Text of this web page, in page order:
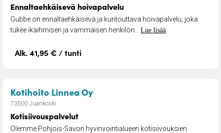
Ennaltaehkäisevä hoivapalvelu
Gubbe on ennaltaehkäisevä ja kuntouttava hoivapalvelu, joka
tukee ikäihmisen ja vammaisen henkilön... Lue lisää
Alk. 41,95 € / tunti
Kotihoito Linnea Oy– Kotisiivouspalvelut
73500 Juankoski
Kotisiivouspalvelut
Olemme Pohjois-Savon hyvinvointialueen kotisiivouksien